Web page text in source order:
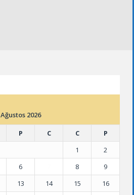
Ağustos 2026
P C C
P
1
2
6 8
9
13 14 15
16